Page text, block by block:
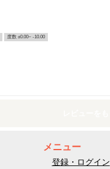
度数 ±0.00~ -10.00
メニュー
登録・ログイン